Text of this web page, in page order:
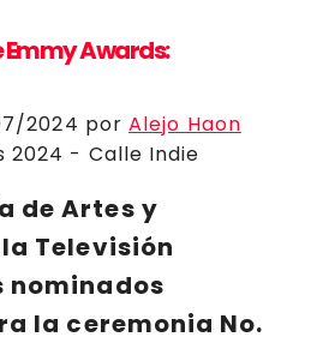
Awards:
2024 porAlejo Haon
de Artes y
Televisión
nominados
la ceremonia No.